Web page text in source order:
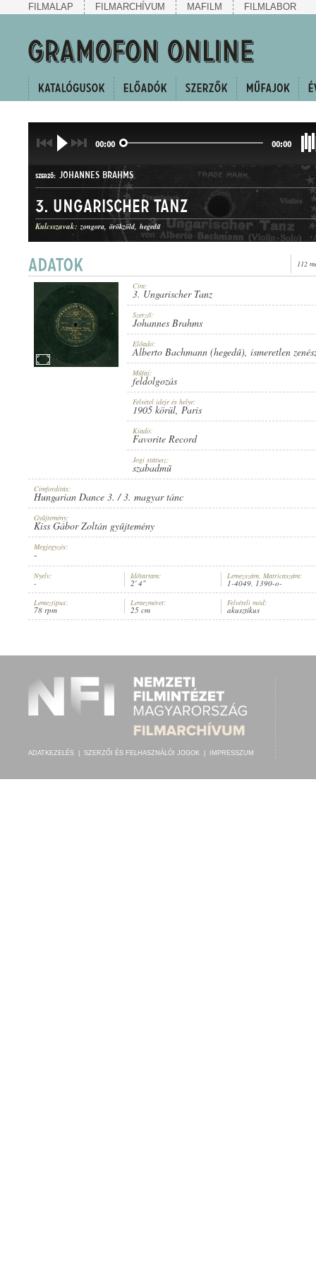
FILMALAP FILMARCHÍVUM MAFILM FILMLABOR
00:00 00:00
ELŐADÓ: ALBERTO BACHMANN (HEGEDŰ),ISMERETLEN ZENÉSZ (ZONGORA)
SZERZŐ: JOHANNES BRAHMS
MŰFAJ: FELDOLGOZÁS
1905 KÖRÜL
KIADÓ: FAVORITE RECORD
LEMEZSZÁM:
3. Ungarischer Tanz
Kulcsszavak: zongora örökzöld hegedű
112
Cím:
3. Ungarischer Tanz
Szerző:
Johannes Brahms
Előadó:
Alberto Bachmann (hegedű), ismeretlen
Műfaj:
feldolgozás
Felvétel ideje és helye:
1905 körül, Paris
Kiadó:
Favorite Record
Jogi státusz:
szabadmű
Címfordítás:
Hungarian Dance 3. / 3. magyar tánc
Gyűjtemény:
Kiss Gábor Zoltán gyűjtemény
Megjegyzés:
-
Nyelv:
-
Időtartam:
2' 4"
Lemezszám, Matricaszám:
1-4049, 1390-o-
Lemeztípus:
78 rpm
Lemezméret:
25 cm
Felvételi mód:
akusztikus
ADATKEZELÉS SZERZŐI ÉS FELHASZNÁLÓI JOGOK IMPRESSZUM